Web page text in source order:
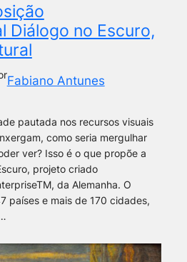
Diálogo no Escuro,
Fabiano Antunes
pautada nos recursos visuais
como seria mergulhar
ver? Isso é o que propõe a
projeto criado
da Alemanha. O
países e mais de 170 cidades,